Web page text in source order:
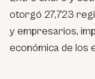
otorgó 27,723
y empresarios,
económica de los